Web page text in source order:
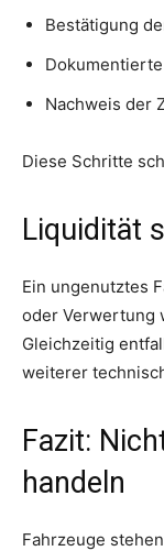
Bestätigung
Nachweis der
Diese Schritte
Liquidität
Ein ungenutztes
oder Verwertung
Gleichzeitig
weiterer
Fazit:
handeln
Fahrzeuge